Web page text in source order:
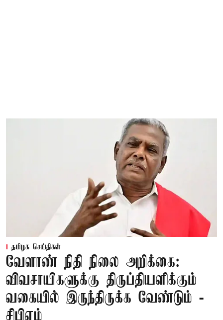
தமிழக செய்திகள்
வேளாண் நிதி நிலை அறிக்கை:
விவசாயிகளுக்கு திருப்தியளிக்கும்
வகையில் இருந்திருக்க வேண்டும் -
சிபிஎம்